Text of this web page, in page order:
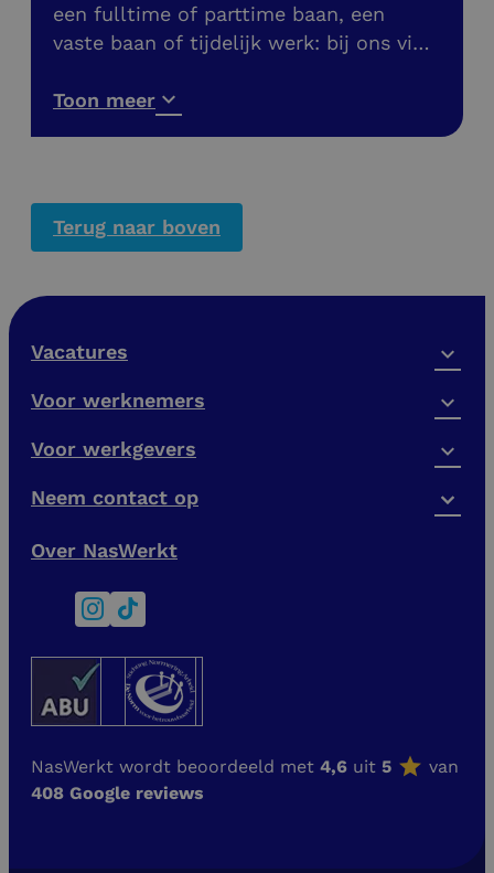
een fulltime of parttime baan, een
vaste baan of tijdelijk werk: bij ons vind
vacatures zonder diploma!
Toon meer
Terug naar boven
Vacatures
Voor werknemers
Voor werkgevers
Neem contact op
Over NasWerkt
NasWerkt wordt beoordeeld met 4,6 uit 5
van
408 Google reviews